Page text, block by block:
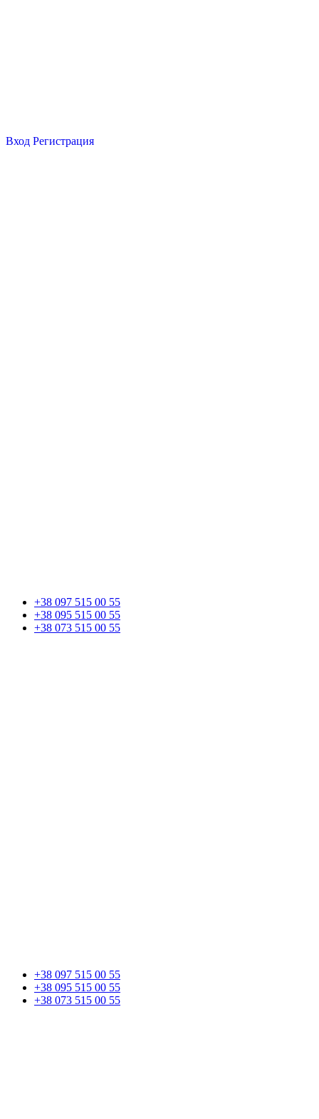
Вход Регистрация
+38 097 515 00 55
+38 095 515 00 55
+38 073 515 00 55
+38 097 515 00 55
+38 095 515 00 55
+38 073 515 00 55